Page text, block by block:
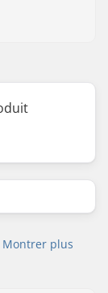
Montrer plus